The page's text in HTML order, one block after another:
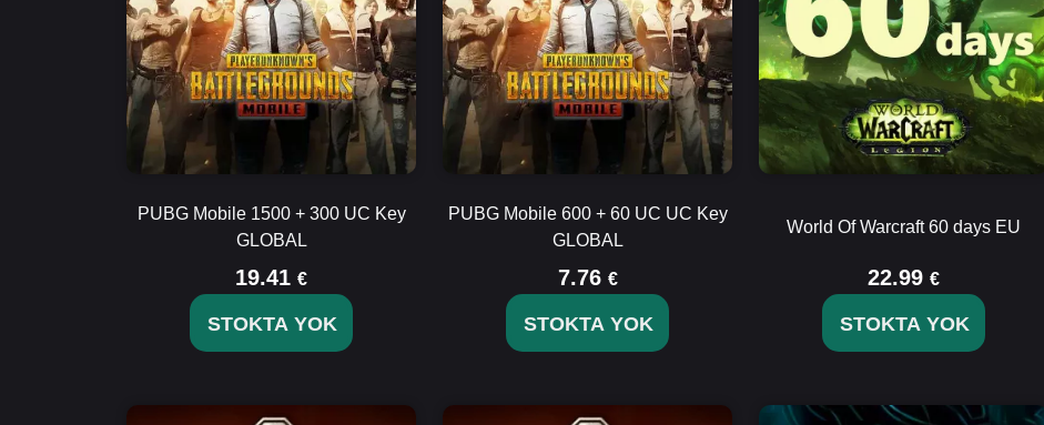
PUBG Mobile 1500 + 300 UC Key
GLOBAL
19.41 €
STOKTA YOK
PUBG Mobile 600 + 60 UC UC Key
GLOBAL
7.76 €
STOKTA YOK
World Of Warcraft 60 days EU
22.99 €
STOKTA YOK